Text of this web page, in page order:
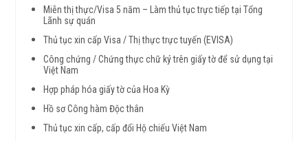
Miễn thị thực/Visa 5 năm – Làm thủ tục trực tiếp tại Tổng
Lãnh sự quán
Thủ tục xin cấp Visa / Thị thực trực tuyến (EVISA)
Công chứng / Chứng thực chữ ký trên giấy tờ để sử dụng tại
Việt Nam
Hợp pháp hóa giấy tờ của Hoa Kỳ
Hồ sơ Công hàm Độc thân
Thủ tục xin cấp, cấp đổi Hộ chiếu Việt Nam